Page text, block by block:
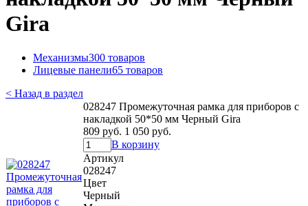
Gira
Механизмы300 товаров
Лицевые панели65 товаров
< Назад в раздел
028247 Промежуточная рамка для приборов с
накладкой 50*50 мм Черный Gira
809 руб. 1 050 руб.
В корзину
Артикул
028247
Цвет
Черный